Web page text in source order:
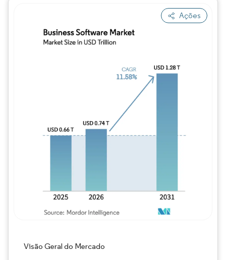
Ações
Visão Geral do Mercado
Imagem © Mordor Intelligence. O reuso